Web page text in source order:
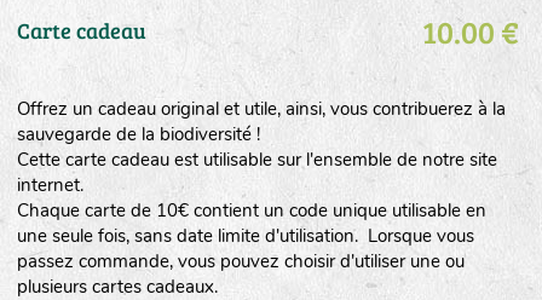
Carte cadeau 10.00 €
Offrez un cadeau original et utile, ainsi, vous contribuerez à la
sauvegarde de la biodiversité !
Cette carte cadeau est utilisable sur l'ensemble de notre site
internet.
Chaque carte de 10€ contient un code unique utilisable en
une seule fois, sans date limite d'utilisation. Lorsque vous
passez commande, vous pouvez choisir d'utiliser une ou
plusieurs cartes cadeaux.